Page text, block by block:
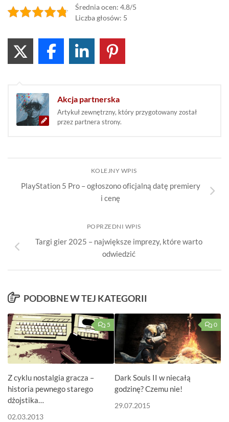
Średnia ocen: 4.8/5
Liczba głosów: 5
Akcja partnerska
Artykuł zewnętrzny, który przygotowany został
przez partnera strony.
KOLEJNY WPIS
PlayStation 5 Pro – ogłoszono oficjalną datę premiery
i cenę
POPRZEDNI WPIS
Targi gier 2025 – największe imprezy, które warto
odwiedzić
PODOBNE W TEJ KATEGORII
5
Z cyklu nostalgia gracza –
historia pewnego starego
dżojstika…
02.03.2013
0
Dark Souls II w niecałą
godzinę? Czemu nie!
29.07.2015